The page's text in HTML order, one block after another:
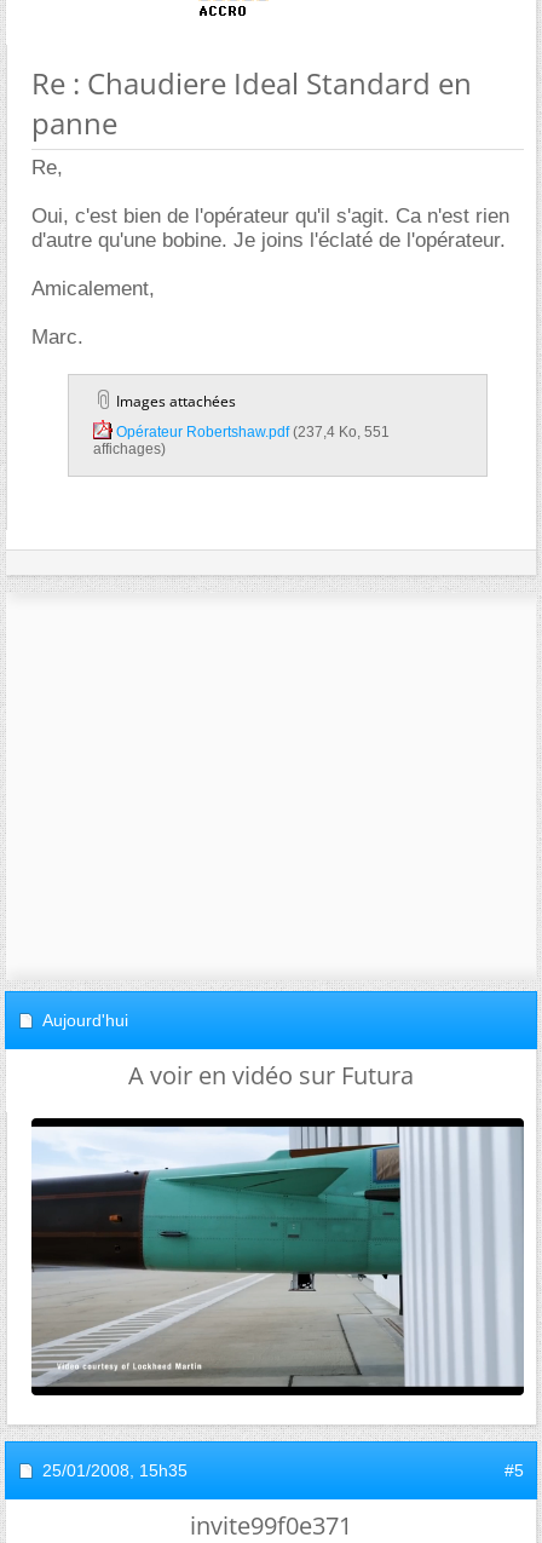
Re : Chaudiere Ideal Standard en
panne
Re,
Oui, c'est bien de l'opérateur qu'il s'agit. Ca n'est rien
d'autre qu'une bobine. Je joins l'éclaté de l'opérateur.
Amicalement,
Marc.
Images attachées
Opérateur Robertshaw.pdf‎(237,4 Ko, 551
affichages)
Aujourd'hui
A voir en vidéo sur Futura
25/01/2008, 15h35 #5
invite99f0e371